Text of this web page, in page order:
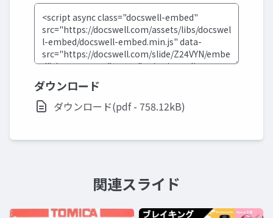
ダウンロード
ダウンロード(pdf - 758.12kB)
関連スライド